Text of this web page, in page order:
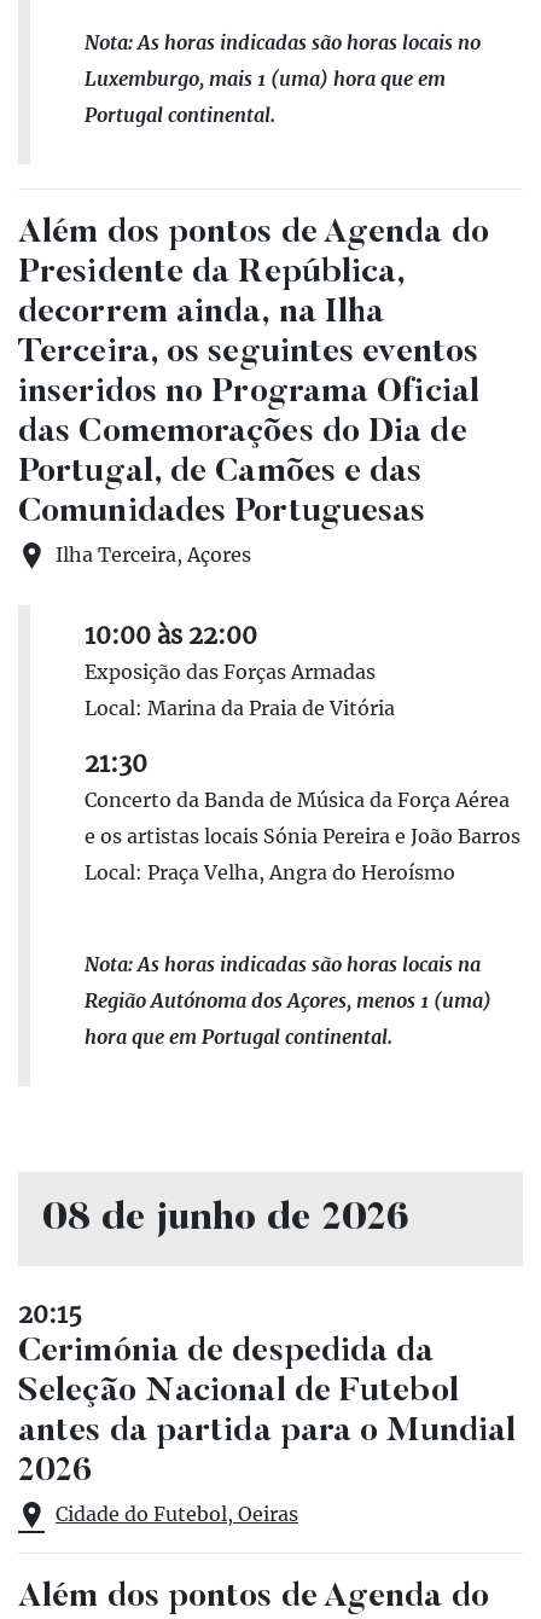
Nota: As horas indicadas são horas locais no
Luxemburgo, mais 1 (uma) hora que em
Portugal continental.
Além dos pontos de Agenda do
Presidente da República,
decorrem ainda, na Ilha
Terceira, os seguintes eventos
inseridos no Programa Oficial
das Comemorações do Dia de
Portugal, de Camões e das
Comunidades Portuguesas
Ilha Terceira, Açores
10:00 às 22:00
Exposição das Forças Armadas
Local: Marina da Praia de Vitória
21:30
Concerto da Banda de Música da Força Aérea
e os artistas locais Sónia Pereira e João Barros
Local: Praça Velha, Angra do Heroísmo
Nota: As horas indicadas são horas locais na
Região Autónoma dos Açores, menos 1 (uma)
hora que em Portugal continental.
08 de junho de 2026
20:15
Cerimónia de despedida da
Seleção Nacional de Futebol
antes da partida para o Mundial
2026
Cidade do Futebol, Oeiras
Além dos pontos de Agenda do